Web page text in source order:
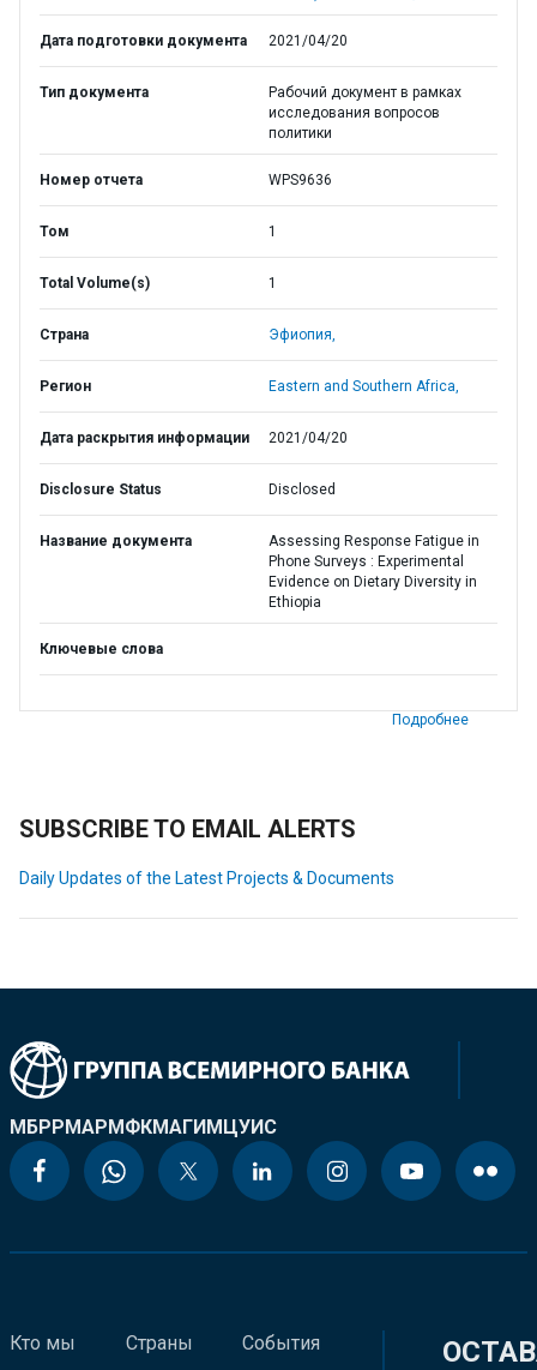
Дата подготовки документа 2021/04/20
Тип документа
Рабочий документ в рамках
исследования вопросов
политики
Номер отчета WPS9636
Том 1
Total Volume(s) 1
Страна Эфиопия,
Регион Eastern and Southern Africa,
Дата раскрытия информации 2021/04/20
Disclosure Status Disclosed
Название документа
Assessing Response Fatigue in
Phone Surveys : Experimental
Evidence on Dietary Diversity in
Ethiopia
Ключевые слова
Подробнее
SUBSCRIBE TO EMAIL ALERTS
Daily Updates of the Latest Projects & Documents
МБРРМАРМФКМАГИМЦУИС
Кто мы Страны События